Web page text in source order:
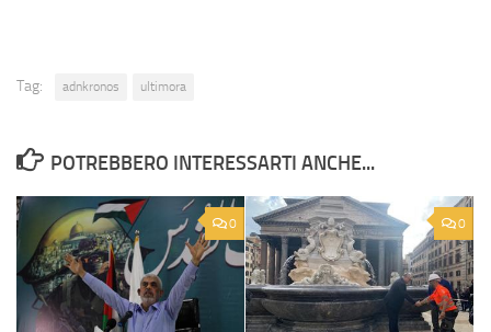
Tag: adnkronos ultimora
POTREBBERO INTERESSARTI ANCHE...
0 0